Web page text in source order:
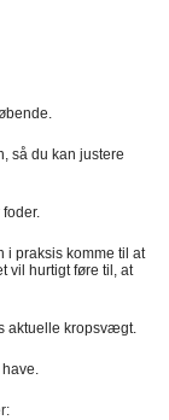
så du kan justere
i praksis komme til at
vil hurtigt føre til, at
aktuelle kropsvægt.